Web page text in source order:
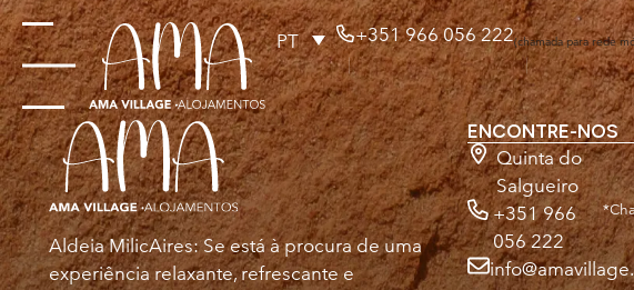
PT +351 966 056 222(chamada para rede
Aldeia MilicAires: Se está à procura de uma
experiência relaxante, refrescante e
ENCONTRE-NOS
Quinta do
Salgueiro
+351 966
056 222